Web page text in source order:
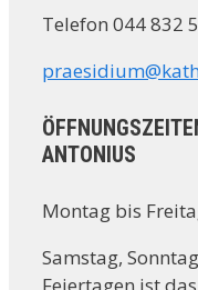
Telefon 044 832
ANTONIUS
Montag bis
Samstag,